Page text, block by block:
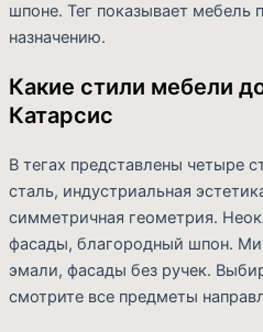
шпоне. Тег показывает мебель
назначению.
Какие стили мебели
Катарсис
В тегах представлены четыре
сталь, индустриальная
симметричная геометрия.
фасады, благородный шпон.
эмали, фасады без ручек.
смотрите все предметы